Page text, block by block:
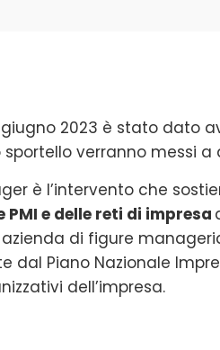
2023 è stato dato
sportello verranno messi a
è l’intervento che
e delle reti di impresa
azienda di figure
dal Piano Nazionale
dell’impresa.